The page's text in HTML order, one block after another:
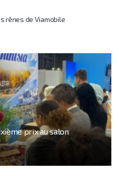
rênes de Viamobile
prix au salon